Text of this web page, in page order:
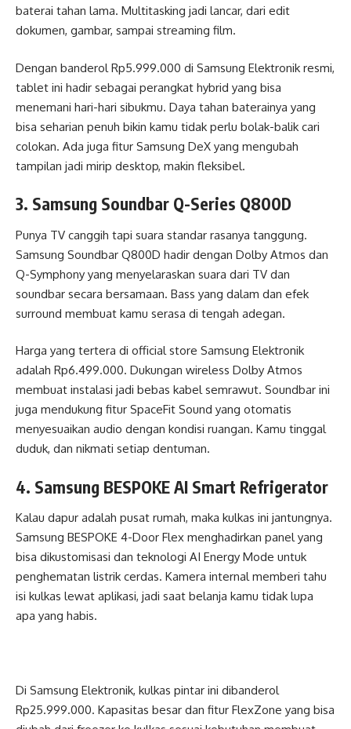
baterai tahan lama. Multitasking jadi lancar, dari edit
dokumen, gambar, sampai streaming film.
Dengan banderol Rp5.999.000 di Samsung Elektronik resmi,
tablet ini hadir sebagai perangkat hybrid yang bisa
menemani hari-hari sibukmu. Daya tahan baterainya yang
bisa seharian penuh bikin kamu tidak perlu bolak-balik cari
colokan. Ada juga fitur Samsung DeX yang mengubah
tampilan jadi mirip desktop, makin fleksibel.
3. Samsung Soundbar Q-Series Q800D
Punya TV canggih tapi suara standar rasanya tanggung.
Samsung Soundbar Q800D hadir dengan Dolby Atmos dan
Q-Symphony yang menyelaraskan suara dari TV dan
soundbar secara bersamaan. Bass yang dalam dan efek
surround membuat kamu serasa di tengah adegan.
Harga yang tertera di official store Samsung Elektronik
adalah Rp6.499.000. Dukungan wireless Dolby Atmos
membuat instalasi jadi bebas kabel semrawut. Soundbar ini
juga mendukung fitur SpaceFit Sound yang otomatis
menyesuaikan audio dengan kondisi ruangan. Kamu tinggal
duduk, dan nikmati setiap dentuman.
4. Samsung BESPOKE AI Smart Refrigerator
Kalau dapur adalah pusat rumah, maka kulkas ini jantungnya.
Samsung BESPOKE 4-Door Flex menghadirkan panel yang
bisa dikustomisasi dan teknologi AI Energy Mode untuk
penghematan listrik cerdas. Kamera internal memberi tahu
isi kulkas lewat aplikasi, jadi saat belanja kamu tidak lupa
apa yang habis.
Di Samsung Elektronik, kulkas pintar ini dibanderol
Rp25.999.000. Kapasitas besar dan fitur FlexZone yang bisa